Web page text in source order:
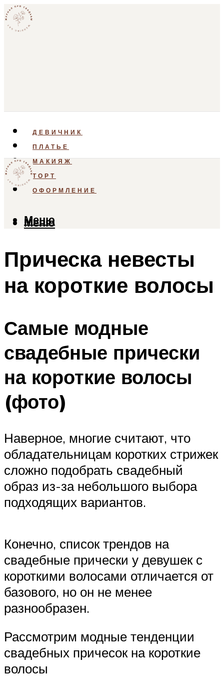
ДЕВИЧНИК
ПЛАТЬЕ
МАКИЯЖ
ТОРТ
ОФОРМЛЕНИЕ
Меню
Меню
Прическа невесты
на короткие волосы
Самые модные
свадебные прически
на короткие волосы
(фото)
Наверное, многие считают, что
обладательницам коротких стрижек
сложно подобрать свадебный
образ из-за небольшого выбора
подходящих вариантов.
Конечно, список трендов на
свадебные прически у девушек с
короткими волосами отличается от
базового, но он не менее
разнообразен.
Рассмотрим модные тенденции
свадебных причесок на короткие
волосы